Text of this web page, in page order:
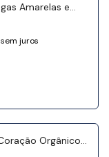
Amarelas e
Ouro 18k
sem juros
Orgânico